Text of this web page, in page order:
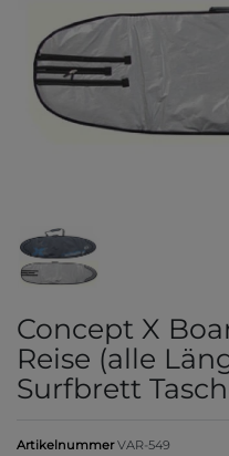
Concept X
Reise (alle
Surfbrett
ArtikelnummerVAR-549